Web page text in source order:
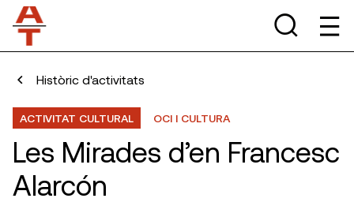
Històric d'activitats
ACTIVITAT CULTURAL OCI I CULTURA
Les Mirades d’en Francesc
Alarcón